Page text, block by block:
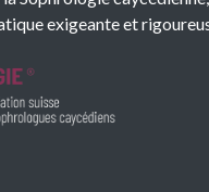
exigeante et